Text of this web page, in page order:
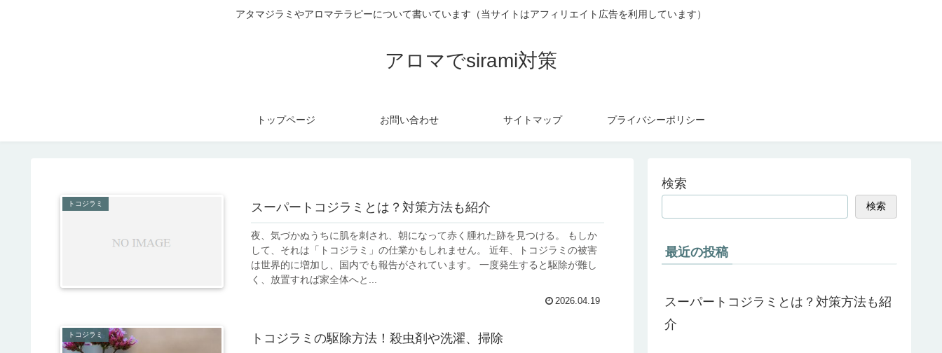
アタマジラミやアロマテラピーについて書いています（当サイトはアフィリエイト広告を利用しています）
アロマでsirami対策
トップページ お問い合わせ サイトマップ プライバシーポリシー
トコジラミ スーパートコジラミとは？対策方法も紹介
夜、気づかぬうちに肌を刺され、朝になって赤く腫れた跡を見つける。 もしか
して、それは「トコジラミ」の仕業かもしれません。 近年、トコジラミの被害
は世界的に増加し、国内でも報告がされています。 一度発生すると駆除が難し
く、放置すれば家全体へと...
2026.04.19
トコジラミ トコジラミの駆除方法！殺虫剤や洗濯、掃除
検索
検索
最近の投稿
スーパートコジラミとは？対策方法も紹
介